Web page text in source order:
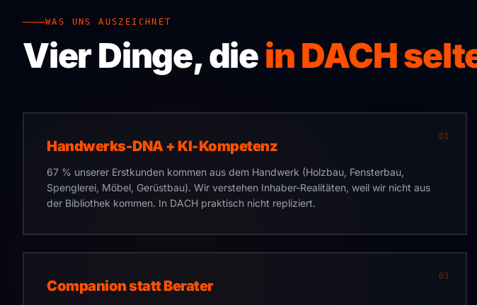
WAS UNS AUSZEICHNET
Vier Dinge, diein DACH
01
Handwerks-DNA + KI-Kompetenz
67 % unserer Erstkunden kommen aus dem Handwerk (Holzbau, Fensterbau,
Spenglerei, Möbel, Gerüstbau). Wir verstehen Inhaber-Realitäten, weil wir nicht aus
der Bibliothek kommen. In DACH praktisch nicht repliziert.
03
Companion statt Berater